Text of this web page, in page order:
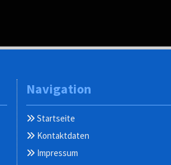
Navigation
 Startseite
 Kontaktdaten
 Impressum